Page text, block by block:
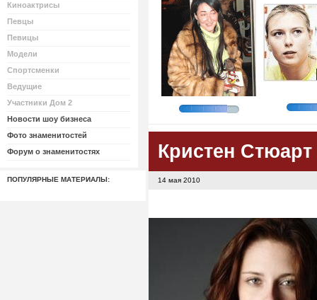
Киноактрисы
Певцы
Певицы
Модели
Спортсменки
Ведущие
Участники Дом 2
Новости шоу бизнеса
Фото знаменитостей
Форум о знаменитостях
ПОПУЛЯРНЫЕ МАТЕРИАЛЫ:
Кристен Стюарт
14 мая 2010